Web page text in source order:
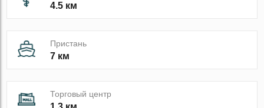
4.5 км
Пристань
7 км
Торговый центр